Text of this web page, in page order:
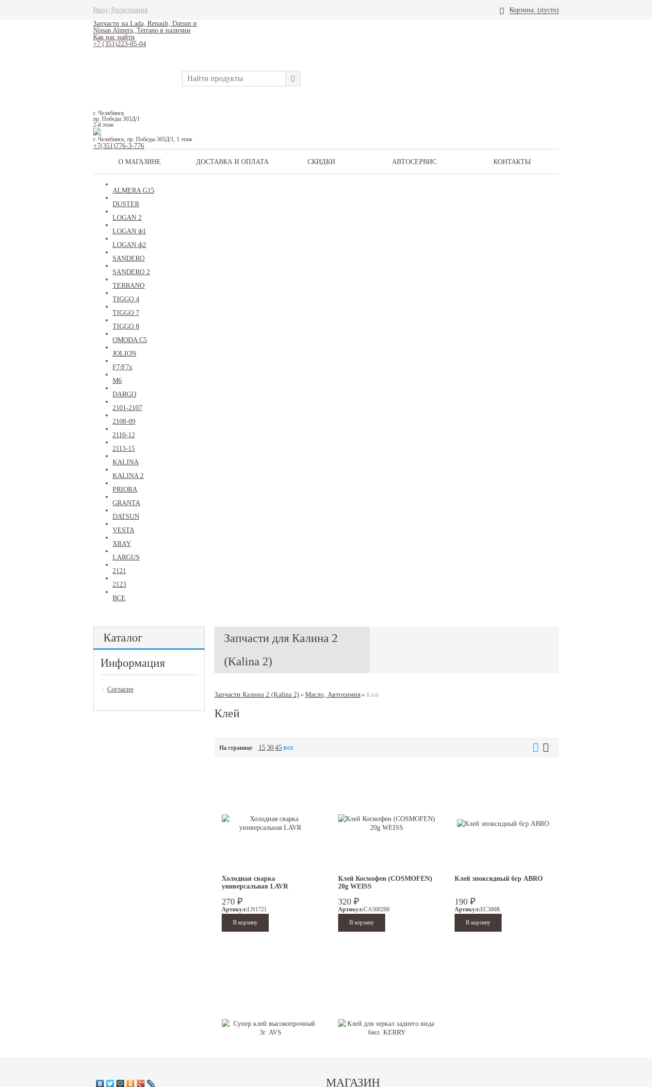
Вход Регистрация Корзина: (пусто)
Запчасти на Lada, Renault, Datsun и
Nissan Almera, Terrano в наличии
Как нас найти
+7 (351)223-05-04
г. Челябинск
пр. Победы 305Д/1
2-й этаж
г. Челябинск, пр. Победы 305Д/1, 1 этаж
+7(351)776-3-776
О МАГАЗИНЕ ДОСТАВКА И ОПЛАТА СКИДКИ АВТОСЕРВИС КОНТАКТЫ
ALMERA G15
DUSTER
LOGAN 2
LOGAN ф1
LOGAN ф2
SANDERO
SANDERO 2
TERRANO
TIGGO 4
TIGGO 7
TIGGO 8
OMODA C5
JOLION
F7/F7x
M6
DARGO
2101-2107
2108-09
2110-12
2113-15
KALINA
KALINA 2
PRIORA
GRANTA
DATSUN
VESTA
XRAY
LARGUS
2121
2123
ВСЕ
Каталог
Информация
Согласие
Запчасти для Калина 2
(Kalina 2)
Запчасти Калина 2 (Kalina 2) » Масло, Автохимия » Клей
Клей
На странице 153045все
Холодная сварка
универсальная LAVR
270 ₽
Артикул:LN1721
Клей Космофен (COSMOFEN)
20g WEISS
320 ₽
Артикул:CA500200
Клей эпоксидный 6гр ABRO
190 ₽
Артикул:EC300R
Клей для зеркал заднего вида
МАГАЗИН